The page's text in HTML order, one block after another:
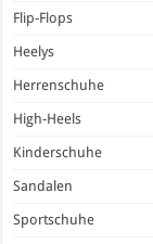
Flip-Flops
Heelys
Herrenschuhe
High-Heels
Kinderschuhe
Sandalen
Sportschuhe